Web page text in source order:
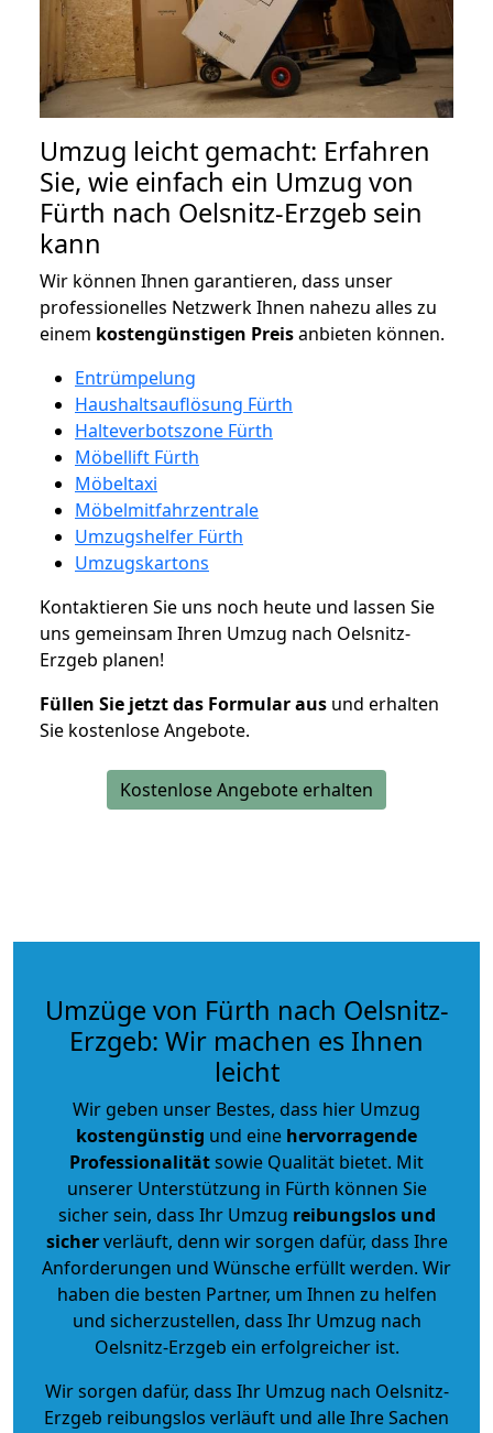
Umzug leicht gemacht: Erfahren
Sie, wie einfach ein Umzug von
Fürth nach Oelsnitz-Erzgeb sein
kann
Wir können Ihnen garantieren, dass unser
professionelles Netzwerk Ihnen nahezu alles zu
einem kostengünstigen Preisanbieten können.
Entrümpelung
Haushaltsauflösung Fürth
Halteverbotszone Fürth
Möbellift Fürth
Möbeltaxi
Möbelmitfahrzentrale
Umzugshelfer Fürth
Umzugskartons
Kontaktieren Sie uns noch heute und lassen Sie
uns gemeinsam Ihren Umzug nach Oelsnitz-
Erzgeb planen!
Füllen Sie jetzt das Formular aus und erhalten
Sie kostenlose Angebote.
Kostenlose Angebote erhalten
Umzüge von Fürth nach Oelsnitz-
Erzgeb: Wir machen es Ihnen
leicht
Wir geben unser Bestes, dass hier Umzug
kostengünstig und eine hervorragende
Professionalitätsowie Qualität bietet. Mit
unserer Unterstützung in Fürth können Sie
sicher sein, dass Ihr Umzug reibungslos und
sicherverläuft, denn wir sorgen dafür, dass Ihre
Anforderungen und Wünsche erfüllt werden. Wir
haben die besten Partner, um Ihnen zu helfen
und sicherzustellen, dass Ihr Umzug nach
Oelsnitz-Erzgeb ein erfolgreicher ist.
Wir sorgen dafür, dass Ihr Umzug nach Oelsnitz-
Erzgeb reibungslos verläuft und alle Ihre Sachen